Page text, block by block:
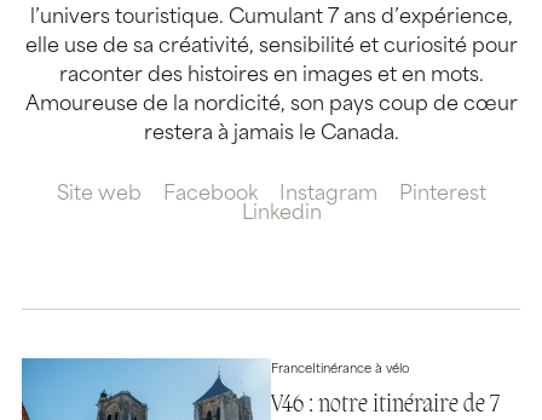
l’univers touristique. Cumulant 7 ans d’expérience,
elle use de sa créativité, sensibilité et curiosité pour
raconter des histoires en images et en mots.
Amoureuse de la nordicité, son pays coup de cœur
restera à jamais le Canada.
Site web Facebook Instagram
Pinterest
Linkedin
FranceItinérance à vélo
V46 : notre itinéraire de 7